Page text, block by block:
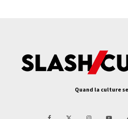
Quand la culture